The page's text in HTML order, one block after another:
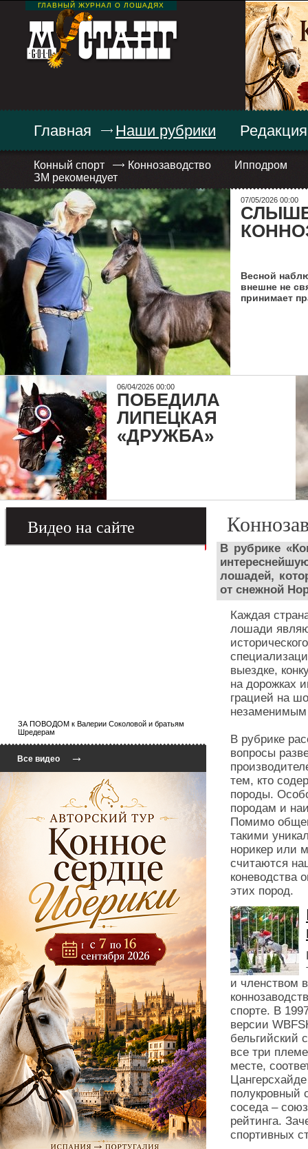
ГЛАВНЫЙ ЖУРНАЛ О ЛОШАДЯХ
Главная Наши рубрики
Конный спорт Коннозаводство
Ипподром
ЗМ рекомендует
Редакция
07/05/2026 00:00
Весной
внешне не
принимает
06/04/2026 00:00
ПОБЕДИЛА
ЛИПЕЦКАЯ
«ДРУЖБА»
Видео на сайте
ЗА ПОВОДОМ к Валерии Соколовой и братьям
Шредерам
Все видео →
В рубрике
лошадей,
от снежной
Каждая
лошади
выездке,
на дорожках
грацией на
В рубрике
вопросы
тем, кто
породы.
породам и
Помимо
такими
норикер или
считаются
коневодства
этих пород.
и членством
спорте. В
версии
бельгийский
все три
месте,
полукровный
соседа –
рейтинга.
спортивных